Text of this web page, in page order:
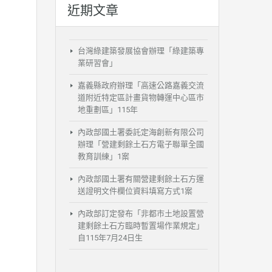
近期文章
台灣綠建築發展協會辦理「綠建築專
業研習會」
嘉義縣政府辦理「高速公路嘉義交流
道附近特定區計畫貨物轉運中心區市
地重劃區」115年
內政部國土署委託定海創新有限公司
辦理「營建剩餘土石方電子聯單全國
教育訓練」1案
內政部國土署有關營建剩餘土石方運
送證明文件欄位資料填寫方式1案
內政部訂定發布「非都市土地設置營
建剩餘土石方臨時暫置場作業規定」
自115年7月24日生